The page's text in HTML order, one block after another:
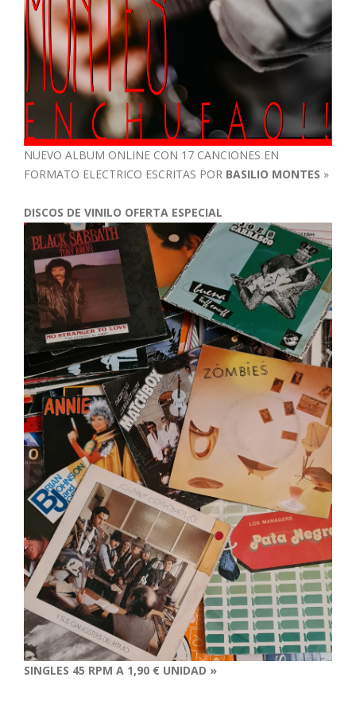
NUEVO ALBUM ONLINE CON 17 CANCIONES EN
FORMATO ELECTRICO ESCRITAS POR BASILIO MONTES »
DISCOS DE VINILO OFERTA ESPECIAL
SINGLES 45 RPM A 1,90 € UNIDAD »